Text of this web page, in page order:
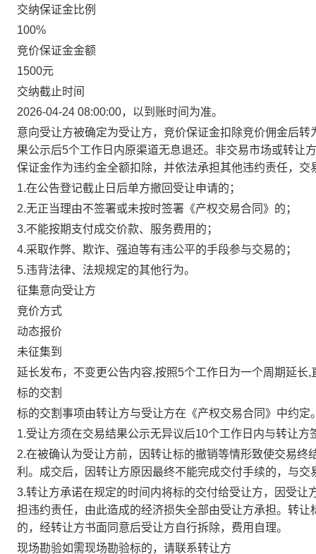
交纳保证金比例
100%
竞价保证金金额
1500元
交纳截止时间
2026-04-24 08:00:00，以到账时间为准。
意向受让方被确定为受让方，竞价保证金扣除竞价佣金后
果公示后5个工作日内原渠道无息退还。非交易市场或转让
保证金作为违约金全额扣除，并依法承担其他违约责任，
1.在公告登记截止日后单方撤回受让申请的；
2.无正当理由不签署或未按时签署《产权交易合同》的；
3.不能按期支付成交价款、服务费用的；
4.采取作弊、欺诈、强迫等有违公平的手段参与交易的；
5.违背法律、法规规定的其他行为。
征集意向受让方
竞价方式
动态报价
未征集到
延长发布，不变更公告内容,按照5个工作日为一个周期延长,
标的交割
标的交割事项由转让方与受让方在《产权交易合同》中约定
1.受让方须在交易结果公示无异议后10个工作日内与转让方
2.在被确认为受让方前，因转让标的撤销等情形致使交易
利。成交后，因转让方原因最终不能完成交付手续的，与
3.转让方承诺在规定的时间内将标的交付给受让方，因受
担违约责任，由此造成的经济损失全部由受让方承担。转
的，经转让方书面同意后受让方自行拆除，费用自理。
现场勘验如需现场勘验标的，请联系转让方